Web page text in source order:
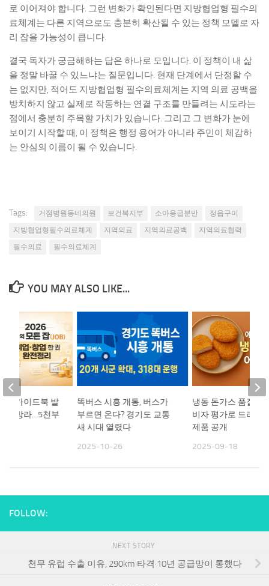
로 이어져야 합니다. 그런 변화가 확인된다면 지방협업형 필수의
료체계는 다른 지역으로도 충분히 확산될 수 있는 정책 모델로 자
리 잡을 가능성이 큽니다.
결국 독자가 궁금해하는 답은 하나로 모입니다. 이 정책이 내 삶
을 정말 바꿀 수 있느냐는 질문입니다. 현재 단계에서 단정할 수
는 없지만, 적어도 지방협업형 필수의료체계는 지역 의료 공백을
방치하지 않고 실제로 작동하는 연결 구조를 만들려는 시도라는
점에서 충분히 주목할 가치가 있습니다. 그리고 그 변화가 눈에
보이기 시작할 때, 이 정책은 행정 용어가 아니라 주민이 체감하
는 안심의 이름이 될 수 있습니다.
Tags: 거점병원동네의원 보건복지부 소아응급분만
정읍구미
지방협업형필수의료체계
지역의료 지역의료공백
지역의료협력
필수의료
필수의료체계
YOU MAY ALSO LIKE...
똑버스 시흥 개통, 버스가
부르면 온다? 경기도 교통
새 시대 열렸다
2025-10-26
냉동 돈가스 품질 비
비자 평가로 드러난
제품 공개
2025-09-18
리 가이드북 발
총망라…5천부
FOLLOW:
NEXT STORY
천무 유럽 수출 이유, 290km 타격·10년 공급망이 통했다